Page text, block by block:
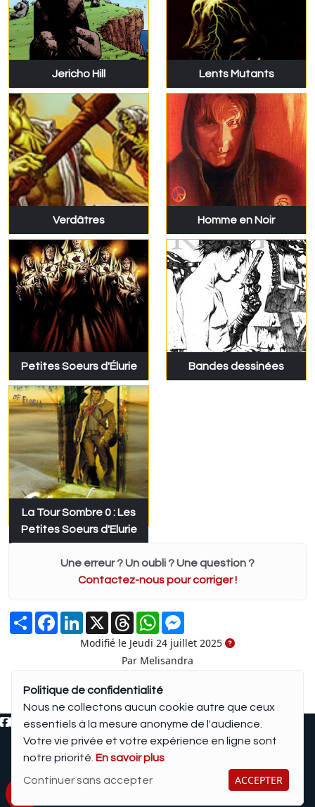
Jericho Hill Lents Mutants
Verdâtres Homme en Noir
Petites Soeurs d'Élurie Bandes dessinées
La Tour Sombre 0 : Les
Petites Soeurs d'Elurie
Une erreur ? Un oubli ? Une question ?
Contactez-nous pour corriger !
PartagerFacebook
LinkedIn
X ThreadsWhatsApp
Modifié le Jeudi 24 juillet 2025
Par Melisandra
©2006-2026
Création de site pour Edition, Livre avec
Mentions légales
Politique de confidentialité
Nous ne collectons aucun cookie autre que ceux
essentiels à la mesure anonyme de l'audience.
Votre vie privée et votre expérience en ligne sont
notre priorité. En savoir plus
ACCEPTER
Continuer sans accepter